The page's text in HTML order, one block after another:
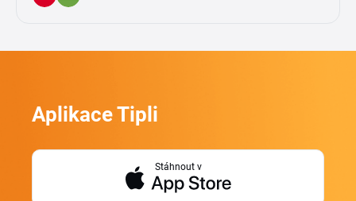
Aplikace Tipli
Stáhnout v